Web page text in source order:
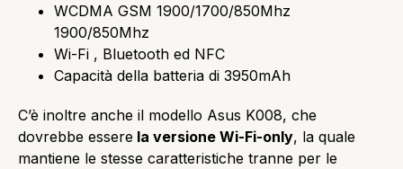
WCDMA GSM 1900/1700/850Mhz
1900/850Mhz
Wi-Fi , Bluetooth ed NFC
Capacità della batteria di 3950mAh
C’è inoltre anche il modello Asus K008, che
dovrebbe essere la versione Wi-Fi-only, la quale
mantiene le stesse caratteristiche tranne per le